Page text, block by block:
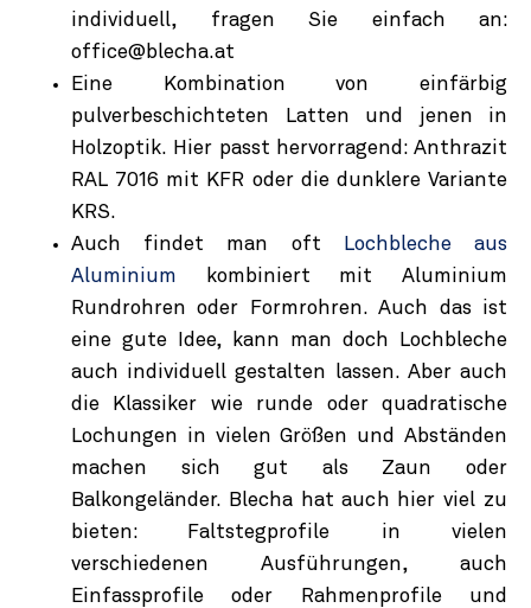
individuell, fragen Sie einfach an:
office@blecha.at
Eine Kombination von einfärbig
pulverbeschichteten Latten und jenen in
Holzoptik. Hier passt hervorragend: Anthrazit
RAL 7016 mit KFR oder die dunklere Variante
KRS.
Auch findet man oft
Lochbleche aus
Aluminium kombiniert mit Aluminium
Rundrohren oder Formrohren. Auch das ist
eine gute Idee, kann man doch Lochbleche
auch individuell gestalten lassen. Aber auch
die Klassiker wie runde oder quadratische
Lochungen in vielen Größen und Abständen
machen sich gut als Zaun oder
Balkongeländer. Blecha hat auch hier viel zu
bieten: Faltstegprofile in vielen
verschiedenen Ausführungen, auch
Einfassprofile oder Rahmenprofile und